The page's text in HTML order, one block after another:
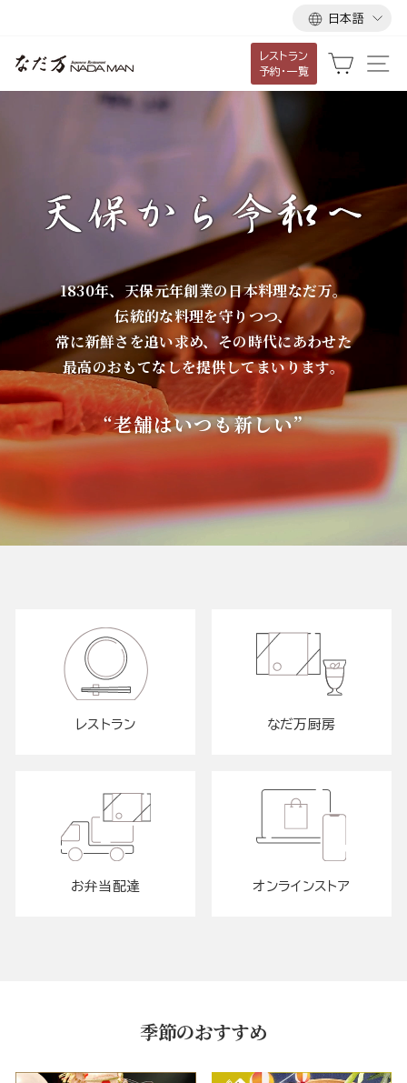
動
す
る
言
語
日本語
な
だ
レストラン
予約・一覧
カート
1830年、天保元年創業の日本料理なだ万。
伝統的な料理を守りつつ、
常に新鮮さを追い求め、その時代にあわせた
最高のおもてなしを提供してまいります。
“老舗はいつも新しい”
レストラン なだ万厨房
お弁当配達 オンラインストア
季節のおすすめ